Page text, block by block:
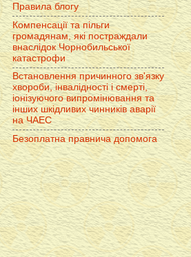
Правила блогу
Компенсації та пільги
громадянам, які постраждали
внаслідок Чорнобильської
катастрофи
Встановлення причинного зв'язку
хвороби, інвалідності і смерті,
іонізуючого випромінювання та
інших шкідливих чинників аварії
на ЧАЕС
Безоплатна правнича допомога